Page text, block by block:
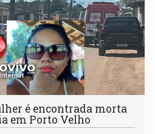
é encontrada morta
em Porto Velho